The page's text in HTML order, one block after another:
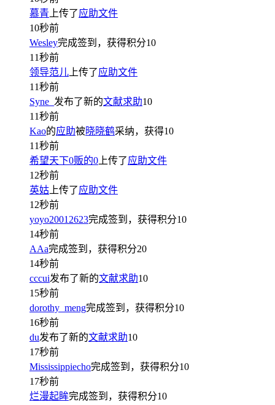
慕青 上传了应助文件
10秒前
Wesley完成签到，获得积分10
11秒前
领导范儿 上传了应助文件
11秒前
Syne_ 发布了新的文献求助10
11秒前
Kao的应助被晓晓鹤采纳，获得10
11秒前
希望天下0贩的0 上传了应助文件
12秒前
英姑 上传了应助文件
12秒前
yoyo20012623完成签到，获得积分10
14秒前
AAa完成签到，获得积分20
14秒前
cccui发布了新的文献求助10
15秒前
dorothy_meng完成签到，获得积分10
16秒前
du发布了新的文献求助10
17秒前
Mississippiecho完成签到，获得积分10
17秒前
烂漫起眸完成签到，获得积分10